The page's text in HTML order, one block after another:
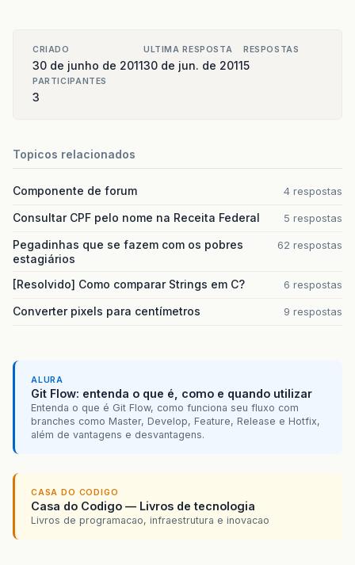
CRIADO
30 de junho de 2011
ULTIMA RESPOSTA
30 de jun. de 2011
RESPOSTAS
5
PARTICIPANTES
3
Topicos relacionados
Componente de forum 4 respostas
Consultar CPF pelo nome na Receita Federal 5 respostas
Pegadinhas que se fazem com os pobres
estagiários
62 respostas
[Resolvido] Como comparar Strings em C? 6 respostas
Converter pixels para centímetros 9 respostas
ALURA
Git Flow: entenda o que é, como e quando utilizar
Entenda o que é Git Flow, como funciona seu fluxo com
branches como Master, Develop, Feature, Release e Hotfix,
além de vantagens e desvantagens.
CASA DO CODIGO
Casa do Codigo — Livros de tecnologia
Livros de programacao, infraestrutura e inovacao